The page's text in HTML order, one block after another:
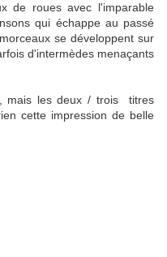
de roues avec l'imparable
qui échappe au passé
se développent sur
d'intermèdes menaçants
mais les deux / trois titres
cette impression de belle